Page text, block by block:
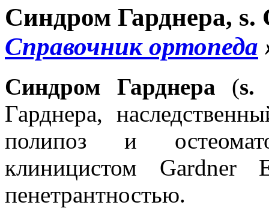
Синдром Гарднера, s.
Справочник ортопеда
Синдром Гарднера (s.
Гарднера,
полипоз и
клиницистом
пенетрантностью.